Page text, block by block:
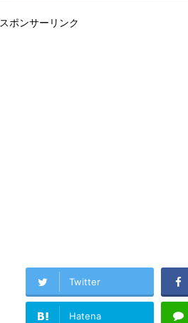
スポンサーリンク
Twitter
Hatena